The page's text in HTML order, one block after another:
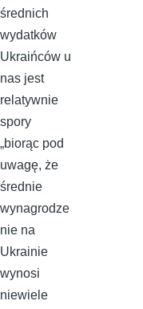
średnich
wydatków
Ukraińców u
nas jest
relatywnie
spory
„biorąc pod
uwagę, że
średnie
wynagrodze
nie na
Ukrainie
wynosi
niewiele